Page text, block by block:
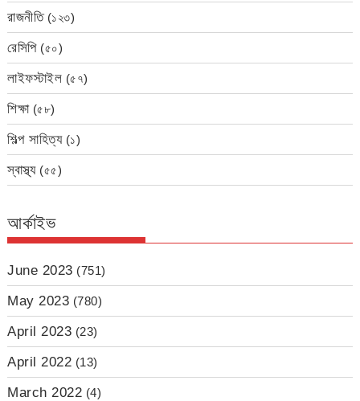
রাজনীতি(১২৩)
রেসিপি(৫০)
লাইফস্টাইল (৫৭)
শিক্ষা(৫৮)
শিল্প সাহিত্য(১)
স্বাস্থ্য(৫৫)
আর্কাইভ
June 2023 (751)
May 2023 (780)
April 2023 (23)
April 2022 (13)
March 2022 (4)